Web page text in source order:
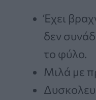
Έχει
δεν
το φύλο.
Μιλά με